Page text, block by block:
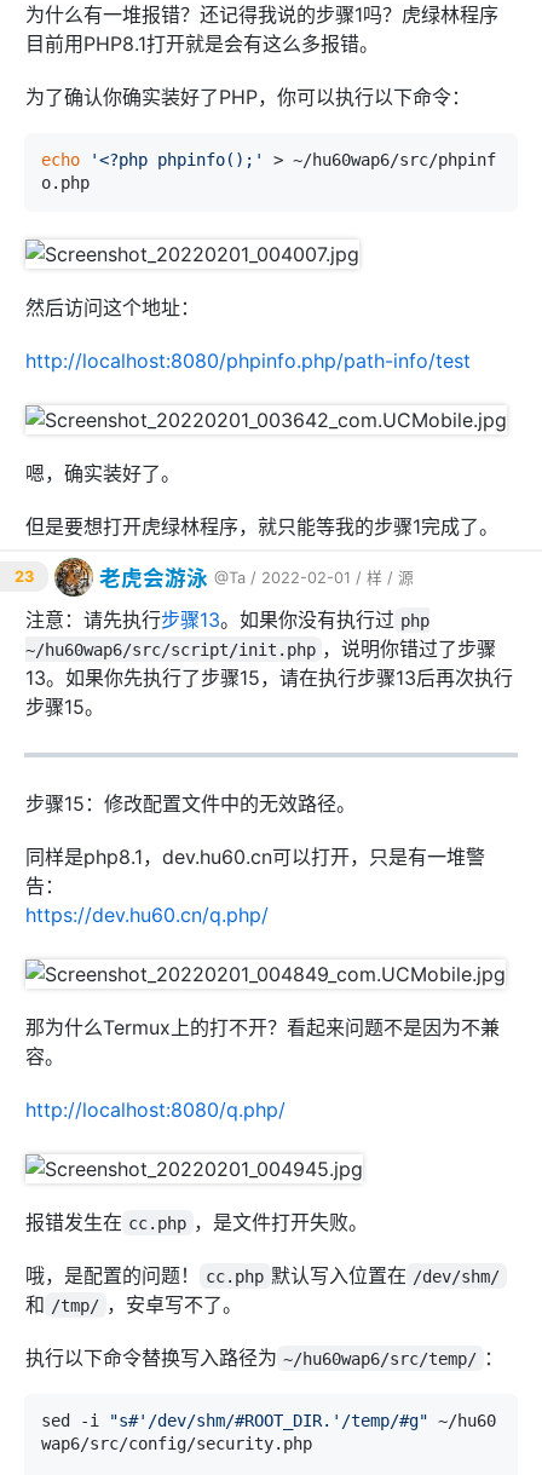
            fastcgi_param  SCRIPT_FILENAME  /sc
ripts$fastcgi_script_name;
            include        fastcgi_params;
# parse and set $_SERVER['PATH_INF
set
$real_script_name
$fastcgi_scri
pt_name
set $real_script_name
set $path_info $2
            fastcgi_param SCRIPT_FILENAME $docu
            fastcgi_param SCRIPT_NAME
$real_scr
        }
# deny access to .htaccess files, if Ap
# concurs with nginx's one
#
#location ~ /\.ht {
#    deny  all;
#}
    }
# another virtual host using mix of IP-, na
#
#    listen       8000;
#    listen       somename:8080;
alias;
#    location / {
#        root   html;
#    }
#server {
#    server_name  localhost;
#    ssl_certificate      cert.pem;
#    ssl_certificate_key  cert.key;
#    ssl_session_cache    shared:SSL:1m;
#    ssl_session_timeout  5m;
#    ssl_ciphers  HIGH:!aNULL:!MD5;
#    ssl_prefer_server_ciphers  on;
#    location / {
#        root   html;
为什么有一堆报错？还记得我说的步骤1吗？虎绿林程序
目前用PHP8.1打开就是会有这么多报错。
为了确认你确实装好了PHP，你可以执行以下命令：
echo '<?php phpinfo();'
> ~/hu60wap6/src/phpinf
o.php
然后访问这个地址：
http://localhost:8080/phpinfo.php/path-info/test
嗯，确实装好了。
但是要想打开虎绿林程序，就只能等我的步骤1完成了。
23 老虎会游泳 @Ta / 2022-02-01 / 样 / 源
注意：请先执行步骤13。如果你没有执行过 php
~/hu60wap6/src/script/init.php ，说明你错过了步骤
13。如果你先执行了步骤15，请在执行步骤13后再次执行
步骤15。
步骤15：修改配置文件中的无效路径。
同样是php8.1，dev.hu60.cn可以打开，只是有一堆警
告：
https://dev.hu60.cn/q.php/
那为什么Termux上的打不开？看起来问题不是因为不兼
容。
http://localhost:8080/q.php/
报错发生在 cc.php ，是文件打开失败。
哦，是配置的问题！ cc.php 默认写入位置在 /dev/shm/
和 /tmp/ ，安卓写不了。
执行以下命令替换写入路径为 ~/hu60wap6/src/temp/ ：
sed -i "s#'/dev/shm/#ROOT_DIR.'/temp/#g" ~/hu60
wap6/src/config/security.php